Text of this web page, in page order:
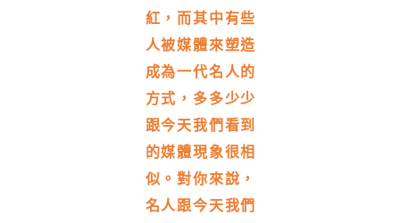
紅，而其中有些
人被媒體來塑造
成為一代名人的
方式，多多少少
跟今天我們看到
的媒體現象很相
似。對你來說，
名人跟今天我們